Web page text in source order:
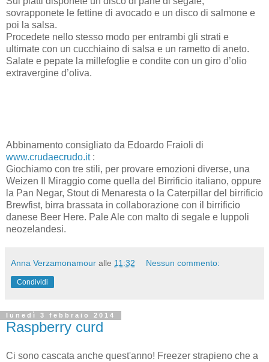
sovrapponete le fettine di avocado e un disco di salmone e
poi la salsa.
Procedete nello stesso modo per entrambi gli strati e
ultimate con un cucchiaino di salsa e un rametto di aneto.
Salate e pepate la millefoglie e condite con un giro d’olio
extravergine d’oliva.
Abbinamento consigliato da Edoardo Fraioli di
www.crudaecrudo.it:
Giochiamo con tre stili, per provare emozioni diverse, una
Weizen Il Miraggio come quella del Birrificio italiano, oppure
la Pan Negar, Stout di Menaresta o la Caterpillar del birrificio
Brewfist, birra brassata in collaborazione con il birrificio
danese Beer Here. Pale Ale con malto di segale e luppoli
neozelandesi.
Anna Verzamonamour alle 11:32 Nessun commento:
Condividi
lunedì 3 febbraio 2014
Raspberry curd
Ci sono cascata anche quest'anno! Freezer strapieno che a